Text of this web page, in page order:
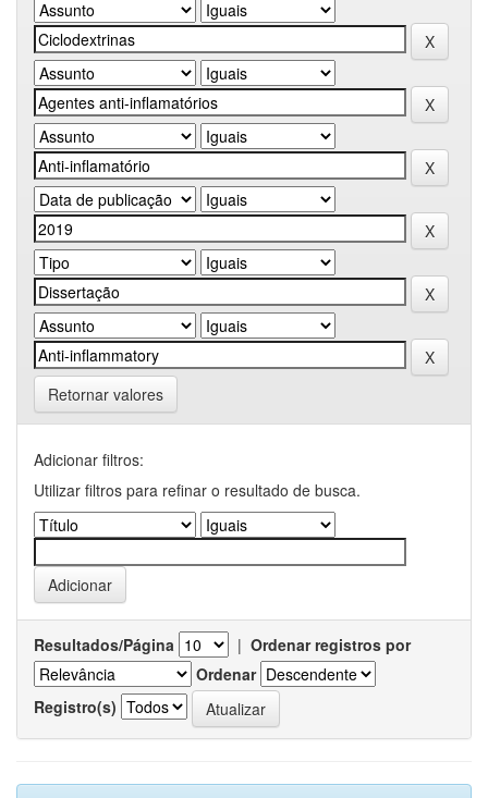
Retornar valores
Adicionar filtros:
Utilizar filtros para refinar o resultado de busca.
Resultados/Página | Ordenar registros por
Ordenar
Registro(s)